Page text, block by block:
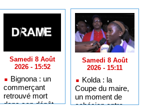
Samedi 8 Août
2026 - 15:52
Bignona : un
commerçant
retrouvé mort
dans son dépôt
Samedi 8 Août
2026 - 15:11
Kolda : la
Coupe du maire,
un moment de
cohésion entre